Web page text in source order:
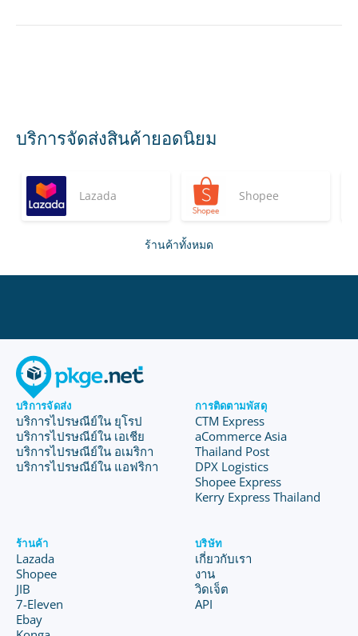
บริการจัดส่งสินค้ายอดนิยม
Lazada Shopee
ร้านค้าทั้งหมด
บริการจัดส่ง
บริการไปรษณีย์ใน ยุโรป
บริการไปรษณีย์ใน เอเชีย
บริการไปรษณีย์ใน อเมริกา
บริการไปรษณีย์ใน แอฟริกา
การติดตามพัสดุ
CTM Express
aCommerce Asia
Thailand Post
DPX Logistics
Shopee Express
Kerry Express Thailand
ร้านค้า
Lazada
Shopee
JIB
7-Eleven
Ebay
บริษัท
เกี่ยวกับเรา
งาน
วิดเจ็ต
API